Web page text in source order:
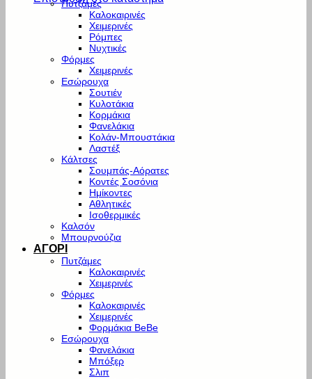
Πυτζάμες
Καλοκαιρινές
Χειμερινές
Ρόμπες
Νυχτικές
Φόρμες
Χειμερινές
Εσώρουχα
Σουτιέν
Κυλοτάκια
Κορμάκια
Φανελάκια
Κολάν-Μπουστάκια
Λαστέξ
Κάλτσες
Σουμπάς-Αόρατες
Κοντές Σοσόνια
Ημίκοντες
Αθλητικές
Ισοθερμικές
Καλσόν
Μπουρνούζια
ΑΓΟΡΙ
Πυτζάμες
Καλοκαιρινές
Χειμερινές
Φόρμες
Καλοκαιρινές
Χειμερινές
Φορμάκια BeBe
Εσώρουχα
Φανελάκια
Μπόξερ
Σλιπ